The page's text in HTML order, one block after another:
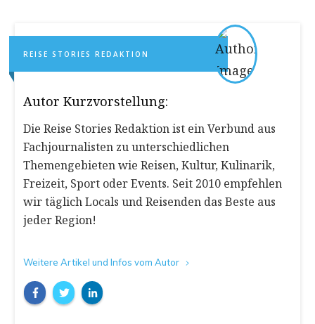
REISE STORIES REDAKTION
Autor Kurzvorstellung:
Die Reise Stories Redaktion ist ein Verbund aus
Fachjournalisten zu unterschiedlichen
Themengebieten wie Reisen, Kultur, Kulinarik,
Freizeit, Sport oder Events. Seit 2010 empfehlen
wir täglich Locals und Reisenden das Beste aus
jeder Region!
Weitere Artikel und Infos vom Autor